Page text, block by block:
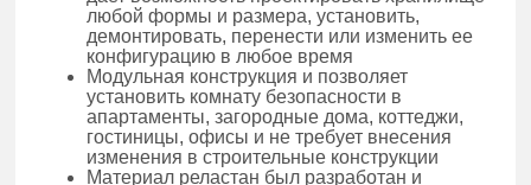
любой формы и размера, установить,
демонтировать, перенести или изменить ее
конфигурацию в любое время
Модульная конструкция и позволяет
установить комнату безопасности в
апартаменты, загородные дома, коттеджи,
гостиницы, офисы и не требует внесения
изменения в строительные конструкции
Материал реластан был разработан и